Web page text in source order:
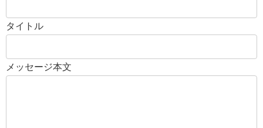
タイトル
メッセージ本文